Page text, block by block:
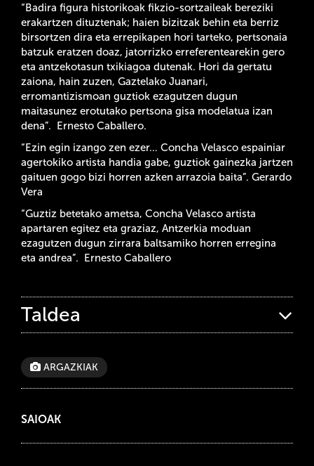
“Badira figura historikoak fikzio-sortzaileak bereziki
erakartzen dituztenak; haien bizitzak behin eta berriz
birsortzen dira eta errepikapen hori tarteko, pertsonaia
batzuk eratzen doaz, jatorrizko erreferentearekin gero
eta antzekotasun txikiagoa dutenak. Hori da gertatu
zaiona, hain zuzen, Gaztelako Juanari,
erromantizismoan guztiok ezagutzen dugun
maitasunez erotutako pertsona gisa modelatua izan
dena”. Ernesto Caballero.
“Ezin egin izango zen ezer… Concha Velasco espainiar
agertokiko artista handia gabe, guztiok gainezka jartzen
gaituen gogo bizi horren azken arrazoia baita”. Gerardo
Vera
“Guztiz betetako ametsa, Concha Velasco artista
apartaren egitez eta graziaz, Antzerkia moduan
ezagutzen dugun zirrara baltsamiko horren erregina
eta andrea”. Ernesto Caballero
Taldea
ARGAZKIAK
SAIOAK